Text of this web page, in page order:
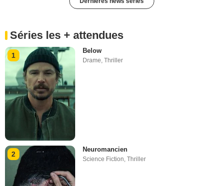
Séries les + attendues
1
Below
Drame ,Thriller
2
Neuromancien
Science Fiction,Thriller